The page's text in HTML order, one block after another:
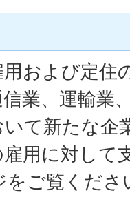
および定住
業、運輸業
て新たな企
用に対して
をご覧くださ